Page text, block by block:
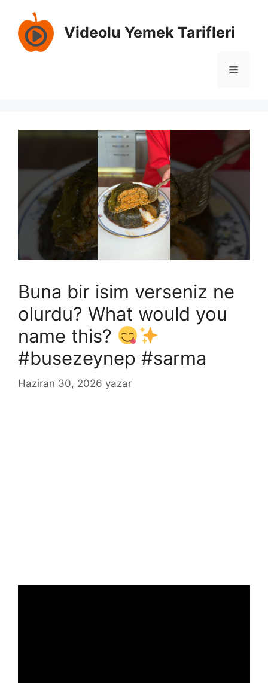
Videolu Yemek Tarifleri
Menü
Buna bir isim verseniz ne
olurdu? What would you
name this?
#busezeynep #sarma
Haziran 30, 2026 yazar